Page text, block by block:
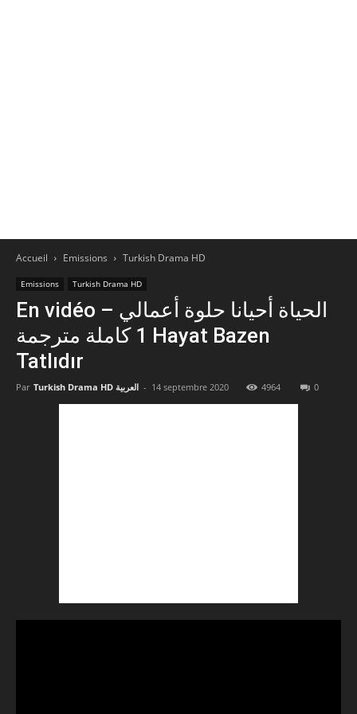
Accueil Emissions Turkish Drama HD
Emissions Turkish Drama HD
En vidéo – الحياة أحيانا حلوة أعمالي
1 كاملة مترجمة Hayat Bazen
Tatlıdır
Par Turkish Drama HD العربية - 14 septembre 2020 4964 0